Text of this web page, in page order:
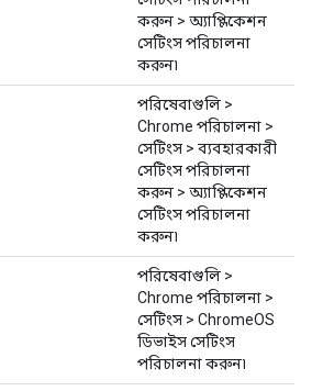
করুন > অ্যাপ্লিকেশন
সেটিংস পরিচালনা
করুন৷
পরিষেবাগুলি >
Chrome পরিচালনা >
সেটিংস > ব্যবহারকারী
সেটিংস পরিচালনা
করুন > অ্যাপ্লিকেশন
সেটিংস পরিচালনা
করুন৷
পরিষেবাগুলি >
Chrome পরিচালনা >
সেটিংস > ChromeOS
ডিভাইস সেটিংস
পরিচালনা করুন৷